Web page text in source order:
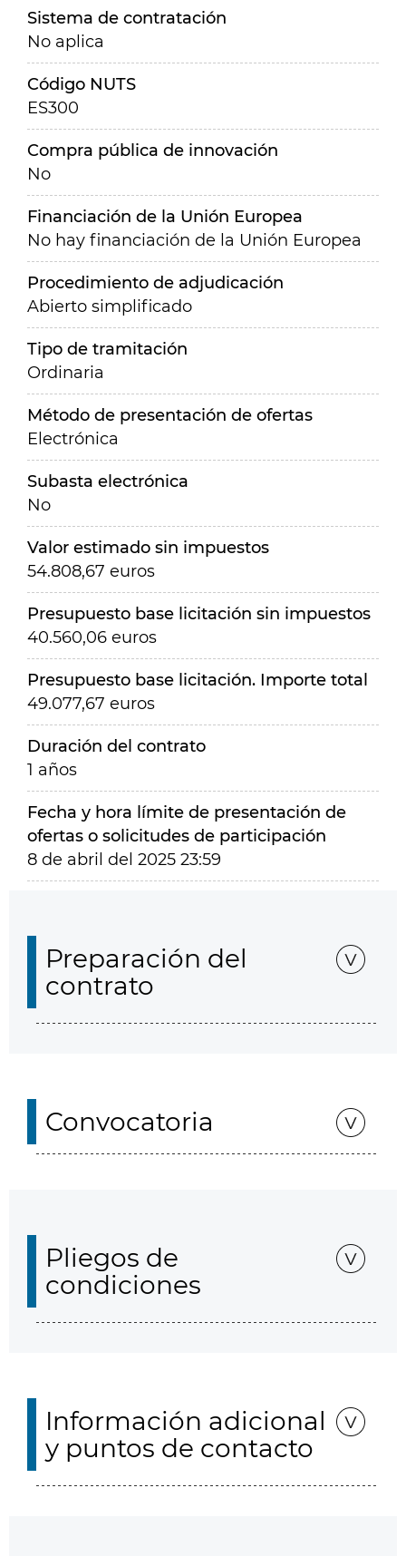
Sistema de contratación
No aplica
Código NUTS
ES300
Compra pública de innovación
No
Financiación de la Unión Europea
No hay financiación de la Unión Europea
Procedimiento de adjudicación
Abierto simplificado
Tipo de tramitación
Ordinaria
Método de presentación de ofertas
Electrónica
Subasta electrónica
No
Valor estimado sin impuestos
54.808,67 euros
Presupuesto base licitación sin impuestos
40.560,06 euros
Presupuesto base licitación. Importe total
49.077,67 euros
Duración del contrato
1 años
Fecha y hora límite de presentación de
ofertas o solicitudes de participación
8 de abril del 2025 23:59
Preparación del
contrato
Convocatoria
Pliegos de
condiciones
Información adicional
y puntos de contacto